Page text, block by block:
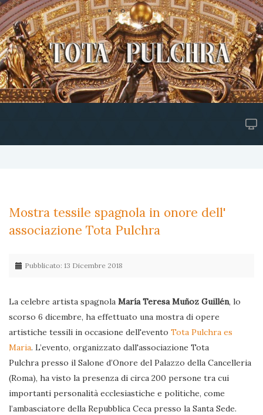
Mostra tessile spagnola in onore dell'
associazione Tota Pulchra
Pubblicato: 13 Dicembre 2018
La celebre artista spagnola María Teresa Muñoz Guillén, lo
scorso 6 dicembre, ha effettuato una mostra di opere
artistiche tessili in occasione dell'evento Tota Pulchra es
Maria. L’evento, organizzato dall'associazione Tota
Pulchra presso il Salone d’Onore del Palazzo della Cancelleria
(Roma), ha visto la presenza di circa 200 persone tra cui
importanti personalità ecclesiastiche e politiche, come
l’ambasciatore della Repubblica Ceca presso la Santa Sede.